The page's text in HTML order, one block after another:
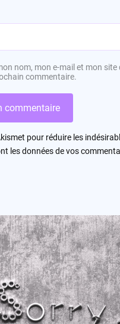
nom, mon e-mail et mon
commentaire.
pour réduire les
les données de vos